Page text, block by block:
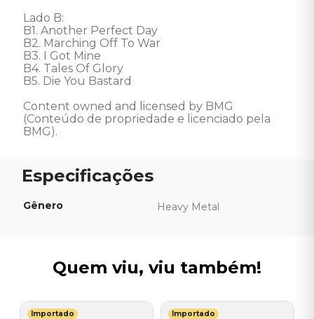
Lado B:
B1. Another Perfect Day
B2. Marching Off To War
B3. I Got Mine
B4. Tales Of Glory
B5. Die You Bastard
Content owned and licensed by BMG
(Conteúdo de propriedade e licenciado pela
BMG).
Gênero Heavy Metal
Quem viu, viu também!
Importado Importado